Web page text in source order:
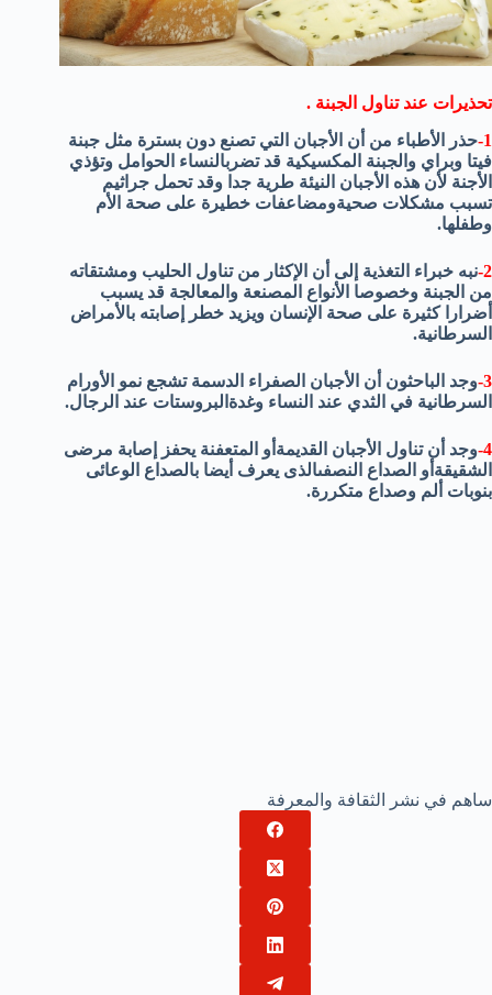
تحذيرات عند تناول الجبنة .
1- حذر الأطباء من أن الأجبان التي تصنع دون بسترة مثل جبنة
فيتا وبراي والجبنة المكسيكية قد تضربالنساء الحوامل وتؤذي
الأجنة لأن هذه الأجبان النيئة طرية جدا وقد تحمل جراثيم
تسبب مشكلات صحيةومضاعفات خطيرة على صحة الأم
وطفلها.
2- نبه خبراء التغذية إلى أن الإكثار من تناول الحليب ومشتقاته
من الجبنة وخصوصا الأنواع المصنعة والمعالجة قد يسبب
أضرارا كثيرة على صحة الإنسان ويزيد خطر إصابته بالأمراض
السرطانية.
3- وجد الباحثون أن الأجبان الصفراء الدسمة تشجع نمو الأورام
السرطانية في الثدي عند النساء وغدةالبروستات عند الرجال.
4- وجد أن تناول الأجبان القديمةأو المتعفنة يحفز إصابة مرضى
الشقيقةأو الصداع النصفىالذى يعرف أيضا بالصداع الوعائى
بنوبات ألم وصداع متكررة.
ساهم في نشر الثقافة والمعرفة